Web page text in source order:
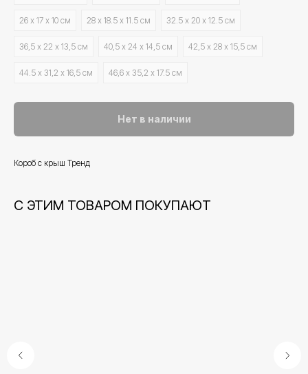
26 х 17 х 10 см 28 х 18.5 х 11.5 см 32.5 х 20 х 12.5 см
36,5 х 22 х 13,5 см 40,5 х 24 х 14,5 см 42,5 х 28 х 15,5 см
44.5 х 31,2 х 16,5 см 46,6 х 35,2 х 17.5 см
Нет в наличии
Короб с крыш Тренд
С ЭТИМ ТОВАРОМ ПОКУПАЮТ